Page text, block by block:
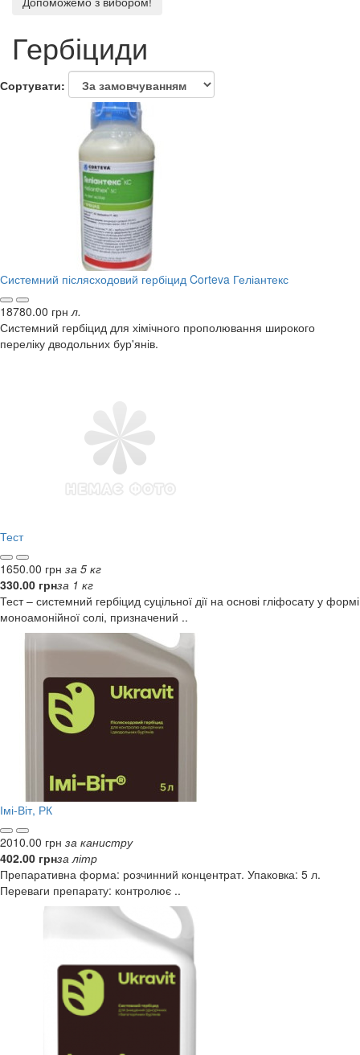
Гербіциди
Сортувати:
Системний післясходовий гербіцид Corteva Геліантекс
18780.00 грнл.
Системний гербіцид для хімічного прополювання широкого
переліку дводольних бур'янів.
Тест
1650.00 грн за 5 кг
330.00 грнза 1 кг
Тест – системний гербіцид суцільної дії на основі гліфосату у формі
моноамонійної солі, призначений ..
Імі-Віт, РК
2010.00 грн за канистру
402.00 грнза літр
Препаративна форма: розчинний концентрат. Упаковка: 5 л.
Переваги препарату: контролює ..